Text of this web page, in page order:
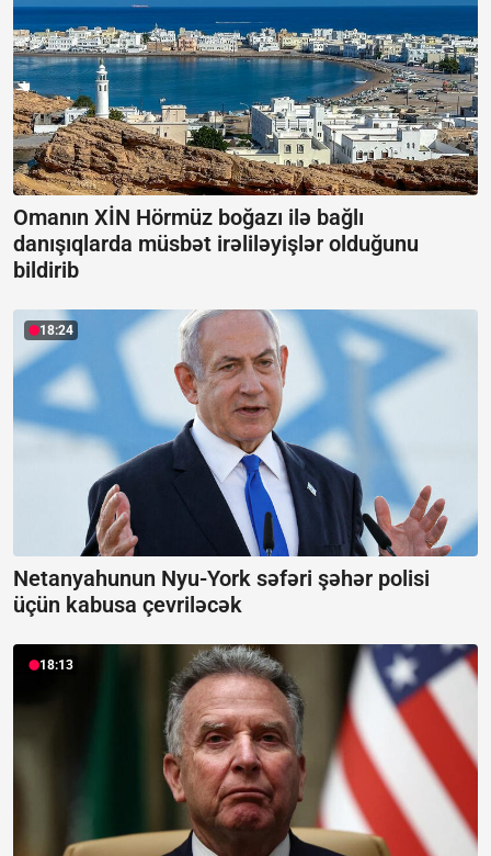
Omanın XİN Hörmüz boğazı ilə bağlı
danışıqlarda müsbət irəliləyişlər olduğunu
bildirib
18:24
Netanyahunun Nyu-York səfəri şəhər polisi
üçün kabusa çevriləcək
18:13